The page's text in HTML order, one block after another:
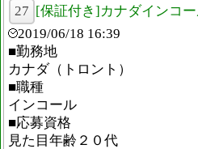
27 [保証付き]カナダインコ
2019/06/18 16:39
■勤務地
カナダ（トロント）
■職種
インコール
■応募資格
見た目年齢２０代